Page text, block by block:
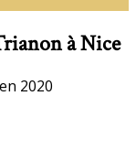
à Nice
2020